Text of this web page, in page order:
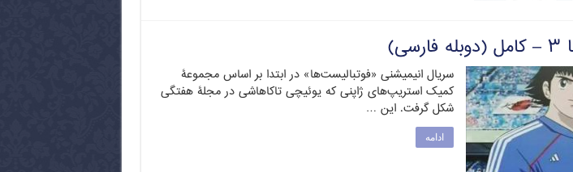
سریال انیمیشنی «فوتبالیست‌ها» در ابتدا بر اساس مجموعۀ
کمیک استریپ‌های ژاپنی که یوئیچی تاکاهاشی در مجلۀ هفتگی
شکل گرفت. این …
ادامه